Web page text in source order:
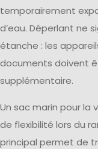
temporairement
d’eau. Déperlant ne
étanche : les
documents doivent
supplémentaire.
Un sac marin pour
de flexibilité lors du
principal permet de